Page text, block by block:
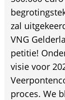
zal
VNG
petitie!
visie voor
proces. We